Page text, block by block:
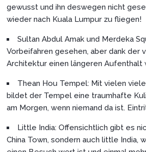
gewusst und ihn deswegen nicht
wieder nach Kuala Lumpur zu fliegen!
Sultan Abdul Amak und Merdeka
Vorbeifahren gesehen, aber dank der
Architektur einen längeren Aufenthalt
Thean Hou Tempel: Mit vielen
bildet der Tempel eine traumhafte
am Morgen, wenn niemand da ist.
Little India: Offensichtlich gibt es
China Town, sondern auch little India,